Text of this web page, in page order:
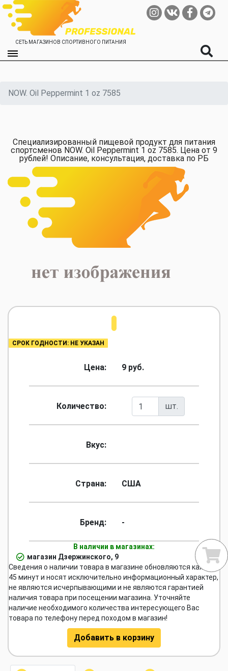
СЕТЬ МАГАЗИНОВ СПОРТИВНОГО ПИТАНИЯ
NOW. Oil Peppermint 1 oz 7585
Специализированный пищевой продукт для питания
спортсменов NOW. Oil Peppermint 1 oz 7585. Цена от 9
рублей! Описание, консультация, доставка по РБ
СРОК ГОДНОСТИ: НЕ УКАЗАН
Цена: 9 руб.
Количество: шт.
Вкус:
Страна: США
Бренд: -
В наличии в магазинах:
магазин Дзержинского, 9
Сведения о наличии товара в магазине обновляются каждые
45 минут и носят исключительно информационный характер,
не являются исчерпывающими и не являются гарантией
наличия товара при посещении магазина. Уточняйте
наличие необходимого количества интересующего Вас
товара по телефону перед походом в магазин!
Добавить в корзину